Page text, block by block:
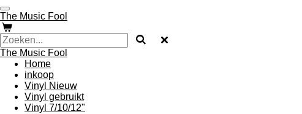
Ga
direct
naar
de
hoofdinhoud
The Music Fool
The Music Fool
Home
inkoop
Vinyl Nieuw
Vinyl gebruikt
Vinyl 7/10/12"